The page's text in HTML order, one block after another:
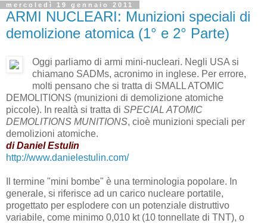
mercoledì 19 gennaio 2011
ARMI NUCLEARI: Munizioni speciali di
demolizione atomica (1° e 2° Parte)
Oggi parliamo di armi mini-nucleari. Negli USA si
chiamano SADMs, acronimo in inglese. Per errore,
molti pensano che si tratta di SMALL ATOMIC
DEMOLITIONS (munizioni di demolizione atomiche
piccole). In realtà si tratta di SPECIAL ATOMIC
DEMOLITIONS MUNITIONS, cioè munizioni speciali per
demolizioni atomiche.
di Daniel Estulin
http://www.danielestulin.com/
Il termine "mini bombe" è una terminologia popolare. In
generale, si riferisce ad un carico nucleare portatile,
progettato per esplodere con un potenziale distruttivo
variabile, come minimo 0,010 kt (10 tonnellate di TNT), o